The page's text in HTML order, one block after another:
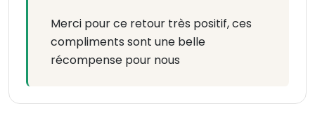
Merci pour ce retour très positif, ces
compliments sont une belle
récompense pour nous